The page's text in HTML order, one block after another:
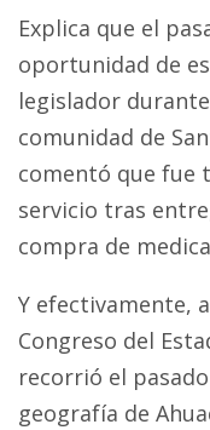
Explica que el
oportunidad de
legislador
comunidad de
comentó que fue
servicio tras
compra de
Y efectivamente,
Congreso del
recorrió el
geografía de